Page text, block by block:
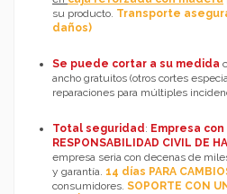
su producto. Transporte
daños)
Se puede cortar a su medida
ancho gratuitos (otros cortes
reparaciones para múltiples
Total seguridad: Empresa con
RESPONSABILIDAD CIVIL DE
empresa seria con decenas de
y garantía. 14 días PARA
consumidores. SOPORTE CON